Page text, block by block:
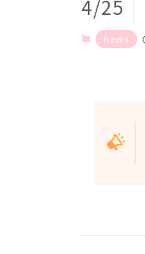
4/25
news